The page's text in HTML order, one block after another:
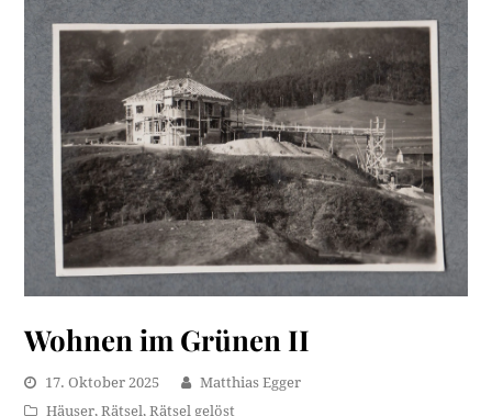
Wohnen im Grünen II
17. Oktober 2025
Matthias Egger
Häuser,Rätsel,Rätsel gelöst